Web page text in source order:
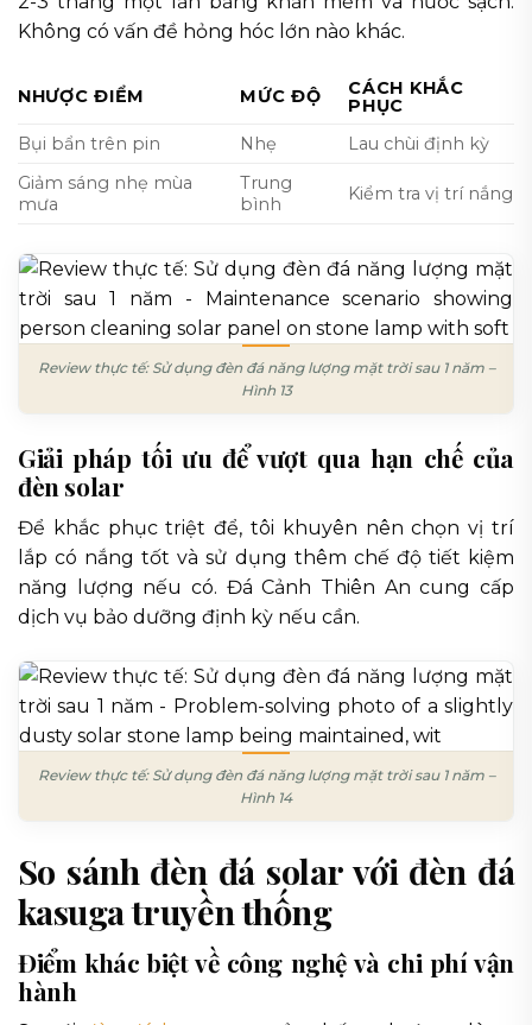
Không có vấn đề hỏng hóc lớn nào khác.
NHƯỢC ĐIỂM MỨC ĐỘ
CÁCH KHẮC
PHỤC
Bụi bẩn trên pin
Nhẹ
Lau chùi định kỳ
Giảm sáng nhẹ mùa
mưa
Trung
bình
Kiểm tra vị trí nắng
Review thực tế: Sử dụng đèn đá năng lượng mặt trời sau 1 năm –
Hình 13
Giải pháp tối ưu để vượt qua hạn chế của
đèn solar
Để khắc phục triệt để, tôi khuyên nên chọn vị trí
lắp có nắng tốt và sử dụng thêm chế độ tiết kiệm
năng lượng nếu có. Đá Cảnh Thiên An cung cấp
dịch vụ bảo dưỡng định kỳ nếu cần.
Review thực tế: Sử dụng đèn đá năng lượng mặt trời sau 1 năm –
Hình 14
So sánh đèn đá solar với đèn đá
kasuga truyền thống
Điểm khác biệt về công nghệ và chi phí vận
hành